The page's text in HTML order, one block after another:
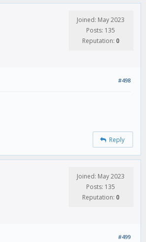
Joined: May 2023
Posts: 135
Reputation: 0
#498
Reply
Joined: May 2023
Posts: 135
Reputation: 0
#499